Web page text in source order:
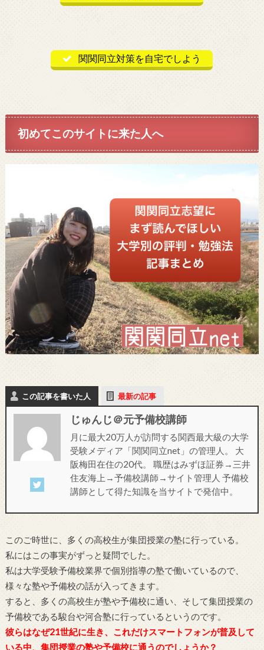
関関同立対策を自宅でしよう
初めてこのサイトに来た人へ
この記事を書いた人 最新の記事
じゅんじ＠元予備校講師
月に最大20万人が訪問する関西最大級の大学
受験メディア「関関同立net」の管理人。 大
阪梅田在住の20代。 職歴はみずほ証券→三井
住友海上→予備校講師→サイト管理人 予備校
講師として得た知識を当サイトで発信中。
このご時世に、多くの高校生が集団授業の塾に行っている。
私にはこの事実がずっと疑問でした。
私は大学受験予備校業界で個別指導の塾で働いているので、
様々な塾や予備校の話が入ってきます。
すると、多くの高校生が塾や予備校に通い、そして集団授業の
予備校である駿台や河合塾に行っているというのです。
彼らはなぜ21世紀に生き、これだけスマートフォンが普及して
いる中、集団授業の塾や予備校に通うのでしょうか？